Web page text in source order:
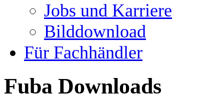
Jobs und Karriere
Bilddownload
Für Fachhändler
Fuba Downloads